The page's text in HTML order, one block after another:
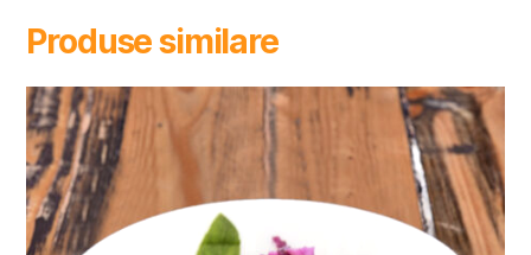
Produse similare